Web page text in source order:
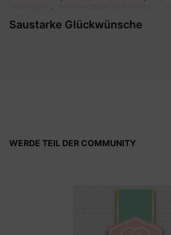
,
Saustarke Glückwünsche
WERDE TEIL DER COMMUNITY